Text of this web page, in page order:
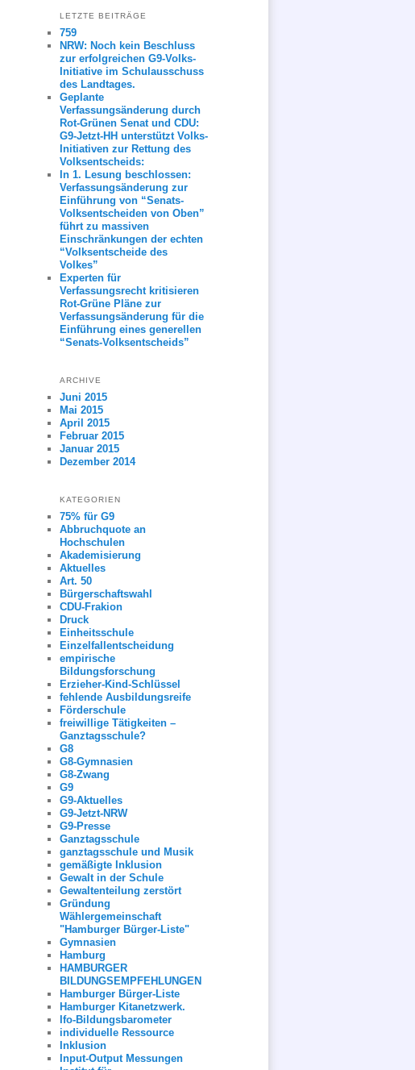
LETZTE BEITRÄGE
759
NRW: Noch kein Beschluss
zur erfolgreichen G9-Volks-
Initiative im Schulausschuss
des Landtages.
Geplante
Verfassungsänderung durch
Rot-Grünen Senat und CDU:
G9-Jetzt-HH unterstützt Volks-
Initiativen zur Rettung des
Volksentscheids:
In 1. Lesung beschlossen:
Verfassungsänderung zur
Einführung von “Senats-
Volksentscheiden von Oben”
führt zu massiven
Einschränkungen der echten
“Volksentscheide des
Volkes”
Experten für
Verfassungsrecht kritisieren
Rot-Grüne Pläne zur
Verfassungsänderung für die
Einführung eines generellen
“Senats-Volksentscheids”
ARCHIVE
Juni 2015
Mai 2015
April 2015
Februar 2015
Januar 2015
Dezember 2014
KATEGORIEN
75% für G9
Abbruchquote an
Hochschulen
Akademisierung
Aktuelles
Art. 50
Bürgerschaftswahl
CDU-Frakion
Druck
Einheitsschule
Einzelfallentscheidung
empirische
Bildungsforschung
Erzieher-Kind-Schlüssel
fehlende Ausbildungsreife
Förderschule
freiwillige Tätigkeiten –
Ganztagsschule?
G8
G8-Gymnasien
G8-Zwang
G9
G9-Aktuelles
G9-Jetzt-NRW
G9-Presse
Ganztagsschule
ganztagsschule und Musik
gemäßigte Inklusion
Gewalt in der Schule
Gewaltenteilung zerstört
Gründung
Wählergemeinschaft
"Hamburger Bürger-Liste"
Gymnasien
Hamburg
HAMBURGER
BILDUNGSEMPFEHLUNGEN
Hamburger Bürger-Liste
Hamburger Kitanetzwerk.
Ifo-Bildungsbarometer
individuelle Ressource
Inklusion
Input-Output Messungen